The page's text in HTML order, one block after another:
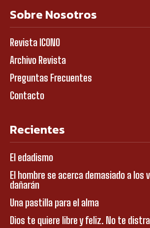
Sobre Nosotros
Revista ICONO
Archivo Revista
Preguntas Frecuentes
Contacto
Recientes
El edadismo
El hombre se acerca demasiado a los
dañarán
Una pastilla para el alma
Dios te quiere libre y feliz. No te